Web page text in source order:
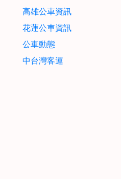
高雄公車資訊
花蓮公車資訊
公車動態
中台灣客運